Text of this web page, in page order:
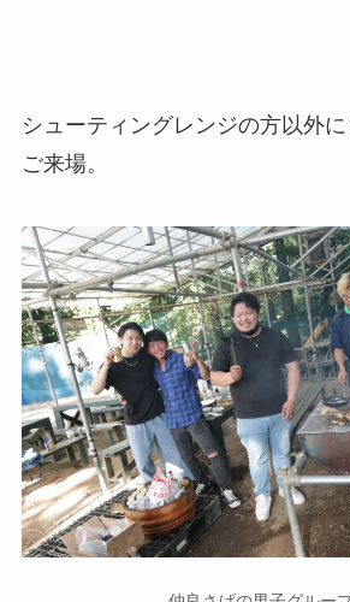
シューティングレンジの方以外
ご来場。